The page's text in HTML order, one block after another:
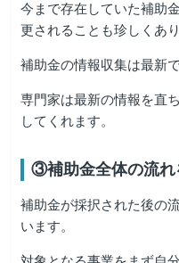
今まで存在していた補助
更されることも珍しくあり
補助金の情報収集は最新
専門家は最新の情報を直
してくれます。
③補助金全体の流れ
補助金が採択された後の
います。